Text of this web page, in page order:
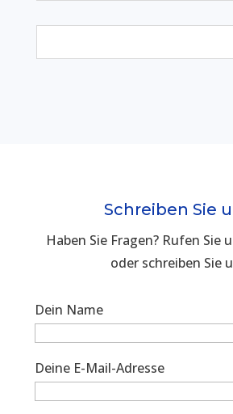
Schreiben Sie
Haben Sie Fragen? Rufen Sie
oder schreiben Sie
Dein Name
Deine E-Mail-Adresse